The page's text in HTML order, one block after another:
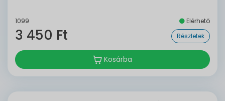
1099 Elérhető
3 450 Ft Részletek
Kosárba